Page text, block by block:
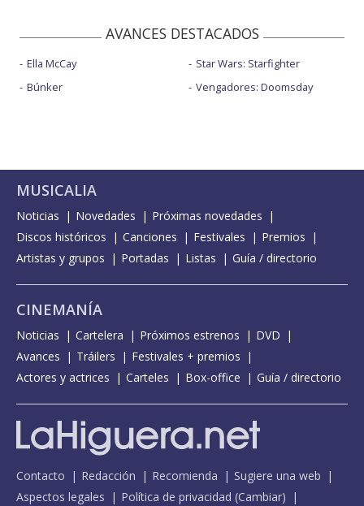
AVANCES DESTACADOS
Ella McCay
Búnker
Star Wars: Starfighter
Vengadores: Doomsday
MUSICALIA
Noticias Novedades
Próximas novedades
Discos históricos
Canciones Festivales
Premios
Artistas y grupos
Portadas Listas Guía / directorio
CINEMANÍA
Noticias Cartelera Próximos estrenos
DVD
Avances
Tráilers
Festivales + premios
Actores y actrices
Carteles Box-office Guía / directorio
Contacto Redacción Recomienda
Sugiere una web
Aspectos legales
Política de privacidad (Cambiar)